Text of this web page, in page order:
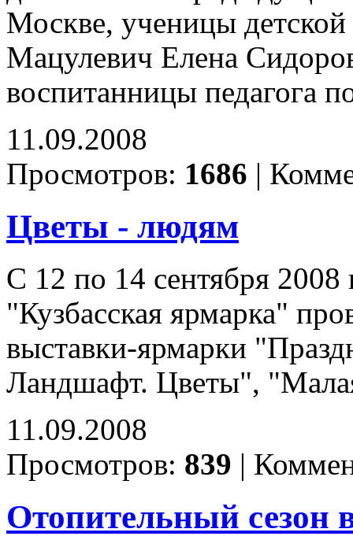
Москве, ученицы
Мацулевич Елена
воспитанницы педагога
11.09.2008
Просмотров: 1686 |
Цветы - людям
С 12 по 14 сентября 2008
"Кузбасская ярмарка"
выставки-ярмарки
Ландшафт. Цветы",
11.09.2008
Просмотров: 839 |
Отопительный сезон